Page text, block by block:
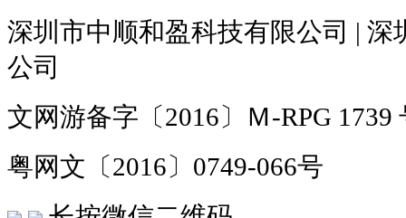
深圳市中顺和盈科技有限公司 |
公司
文网游备字〔2016〕Ｍ-RPG 1739
粤网文〔2016〕0749-066号